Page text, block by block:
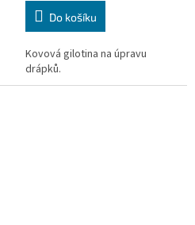
Do košíku
Kovová gilotina na úpravu
drápků.